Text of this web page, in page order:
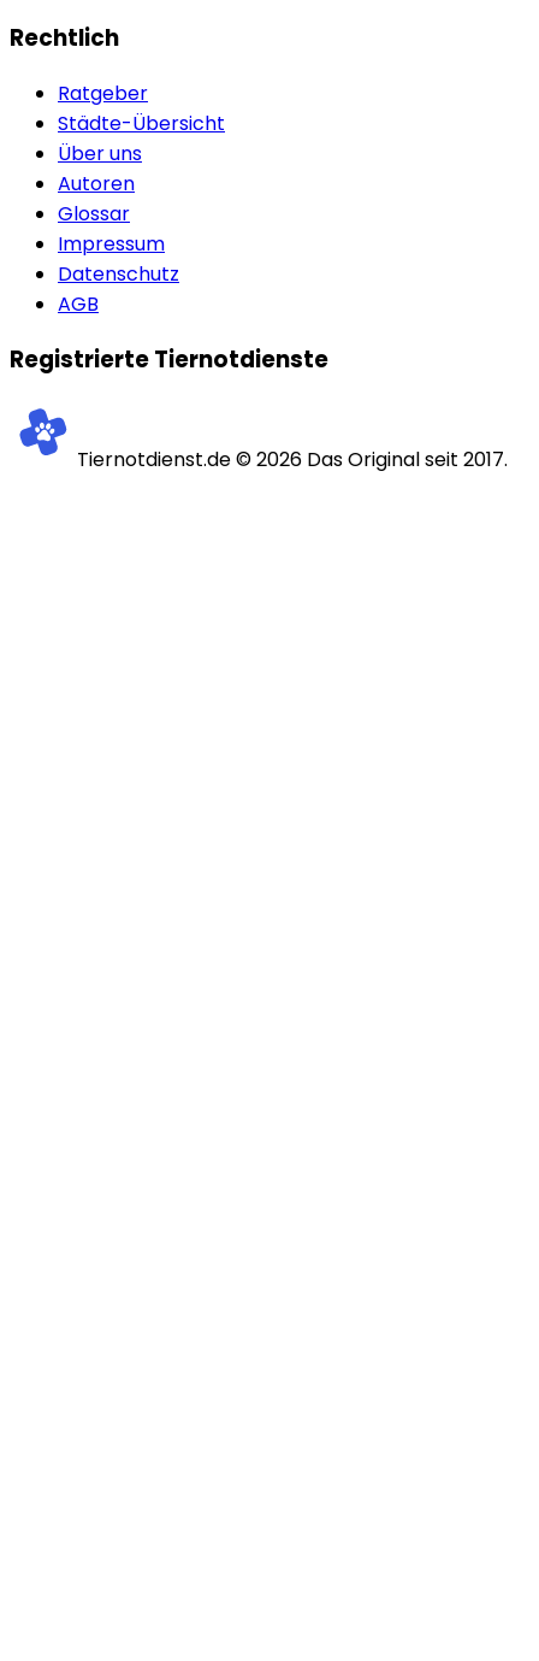
Rechtlich
Ratgeber
Städte-Übersicht
Über uns
Autoren
Glossar
Impressum
Datenschutz
AGB
Registrierte Tiernotdienste
Tiernotdienst.de ©2026 Das Original seit 2017.